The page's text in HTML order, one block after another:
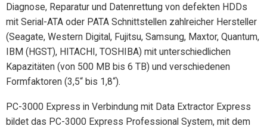
Diagnose, Reparatur und Datenrettung von defekten HDDs
mit Serial-ATA oder PATA Schnittstellen zahlreicher Hersteller
(Seagate, Western Digital, Fujitsu, Samsung, Maxtor, Quantum,
IBM (HGST), HITACHI, TOSHIBA) mit unterschiedlichen
Kapazitäten (von 500 MB bis 6 TB) und verschiedenen
Formfaktoren (3,5“ bis 1,8“).
PC-3000 Express in Verbindung mit Data Extractor Express
bildet das PC-3000 Express Professional System, mit dem